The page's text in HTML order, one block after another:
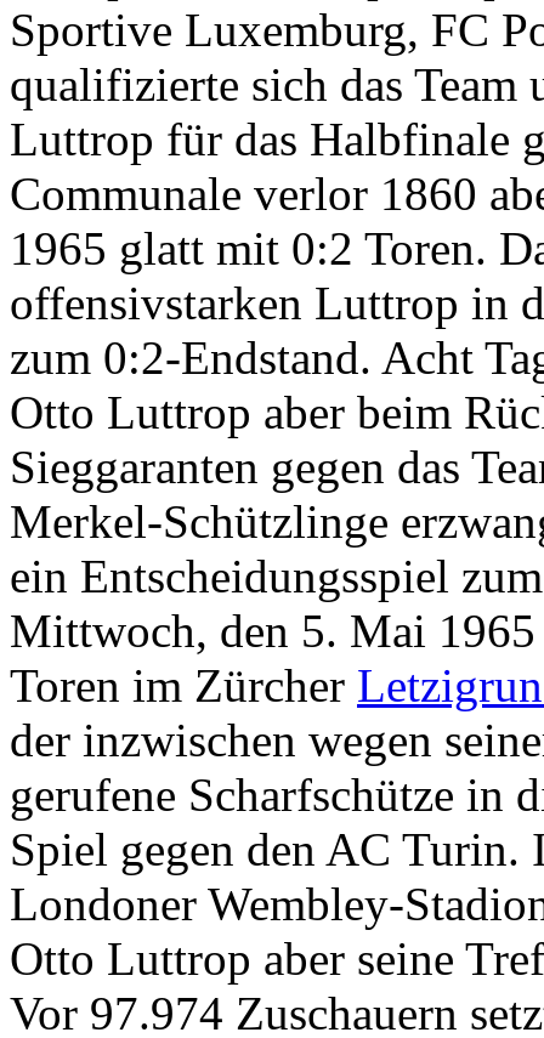
Sportive Luxemburg, FC
qualifizierte sich das Team
Luttrop für das Halbfinale
Communale verlor 1860
1965 glatt mit 0:2 Toren.
offensivstarken Luttrop in
zum 0:2-Endstand. Acht
Otto Luttrop aber beim
Sieggaranten gegen das
Merkel-Schützlinge
ein Entscheidungsspiel
Mittwoch, den 5. Mai
Toren im Zürcher
der inzwischen wegen
gerufene Scharfschütze in
Spiel gegen den AC
Londoner Wembley-
Otto Luttrop aber seine
Vor 97.974 Zuschauern